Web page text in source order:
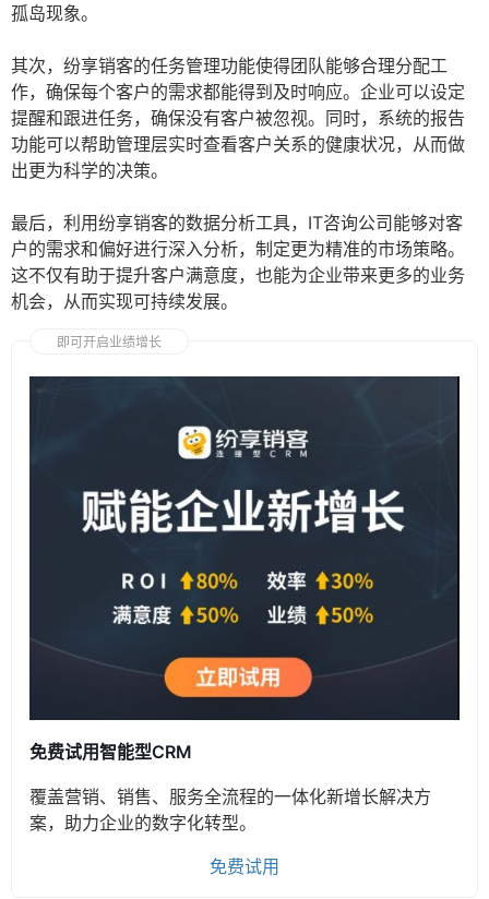
孤岛现象。
其次，纷享销客的任务管理功能使得团队能够合理分配工
作，确保每个客户的需求都能得到及时响应。企业可以设定
提醒和跟进任务，确保没有客户被忽视。同时，系统的报告
功能可以帮助管理层实时查看客户关系的健康状况，从而做
出更为科学的决策。
最后，利用纷享销客的数据分析工具，IT咨询公司能够对客
户的需求和偏好进行深入分析，制定更为精准的市场策略。
这不仅有助于提升客户满意度，也能为企业带来更多的业务
机会，从而实现可持续发展。
即可开启业绩增长
免费试用智能型CRM
覆盖营销、销售、服务全流程的一体化新增长解决方
案，助力企业的数字化转型。
免费试用